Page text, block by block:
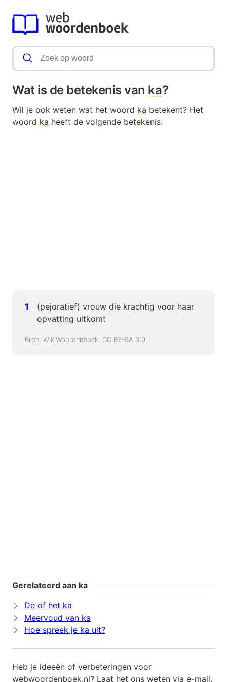
Wat is de betekenis van ka?
Wil je ook weten wat het woord ka betekent? Het
woord ka heeft de volgende betekenis:
(pejoratief) vrouw die krachtig voor haar
opvatting uitkomt
Bron: WikiWoordenboek, CC BY-SA 3.0.
Gerelateerd aan ka
De of het ka
Meervoud van ka
Hoe spreek je ka uit?
Heb je ideeën of verbeteringen voor
webwoordenboek.nl? Laat het ons weten via e-mail.